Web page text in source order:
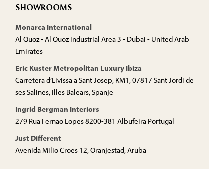
SHOWROOMS
Monarca International
Al Quoz - Al Quoz Industrial Area 3 - Dubai - United Arab
Emirates
Eric Kuster Metropolitan Luxury Ibiza
Carretera d’Eivissa a Sant Josep, KM1, 07817 Sant Jordi de
ses Salines, Illes Balears, Spanje
Ingrid Bergman Interiors
279 Rua Fernao Lopes 8200-381 Albufeira Portugal
Just Different
Avenida Milio Croes 12, Oranjestad, Aruba